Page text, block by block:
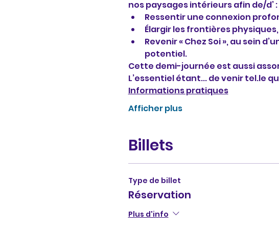
nos paysages intérieurs afin de/d’ :
Ressentir une connexion
Élargir les frontières
Revenir « Chez Soi », au sein
potentiel.
Cette demi-journée est aussi
L’essentiel étant... de venir tel.le
Informations pratiques
Afficher plus
Billets
Type de billet
Réservation
Plus d'info